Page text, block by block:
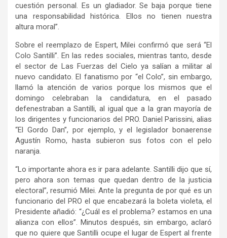
cuestión personal. Es un gladiador. Se baja porque tiene
una responsabilidad histórica. Ellos no tienen nuestra
altura moral”.
Sobre el reemplazo de Espert, Milei confirmó que será “El
Colo Santilli”. En las redes sociales, mientras tanto, desde
el sector de Las Fuerzas del Cielo ya salían a militar al
nuevo candidato. El fanatismo por “el Colo”, sin embargo,
llamó la atención de varios porque los mismos que el
domingo celebraban la candidatura, en el pasado
defenestraban a Santilli, al igual que a la gran mayoría de
los dirigentes y funcionarios del PRO. Daniel Parissini, alias
“El Gordo Dan”, por ejemplo, y el legislador bonaerense
Agustín Romo, hasta subieron sus fotos con el pelo
naranja.
“Lo importante ahora es ir para adelante. Santilli dijo que sí,
pero ahora son temas que quedan dentro de la justicia
electoral”, resumió Milei. Ante la pregunta de por qué es un
funcionario del PRO el que encabezará la boleta violeta, el
Presidente añadió: “¿Cuál es el problema? estamos en una
alianza con ellos”. Minutos después, sin embargo, aclaró
que no quiere que Santilli ocupe el lugar de Espert al frente